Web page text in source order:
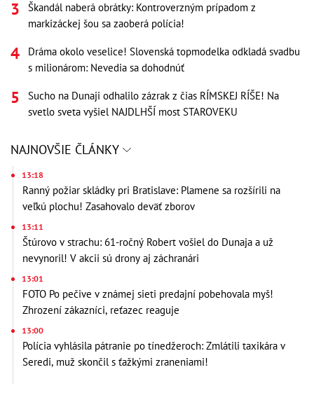
Škandál naberá obrátky: Kontroverzným prípadom z
markizáckej šou sa zaoberá polícia!
Dráma okolo veselice! Slovenská topmodelka odkladá svadbu
s milionárom: Nevedia sa dohodnúť
Sucho na Dunaji odhalilo zázrak z čias RÍMSKEJ RÍŠE! Na
svetlo sveta vyšiel NAJDLHŠÍ most STAROVEKU
NAJNOVŠIE ČLÁNKY
13:18
Ranný požiar skládky pri Bratislave: Plamene sa rozšírili na
veľkú plochu! Zasahovalo deväť zborov
13:11
Štúrovo v strachu: 61-ročný Robert vošiel do Dunaja a už
nevynoril! V akcii sú drony aj záchranári
13:01
FOTO Po pečive v známej sieti predajní pobehovala myš!
Zhrození zákazníci, reťazec reaguje
13:00
Polícia vyhlásila pátranie po tínedžeroch: Zmlátili taxikára v
Seredi, muž skončil s ťažkými zraneniami!